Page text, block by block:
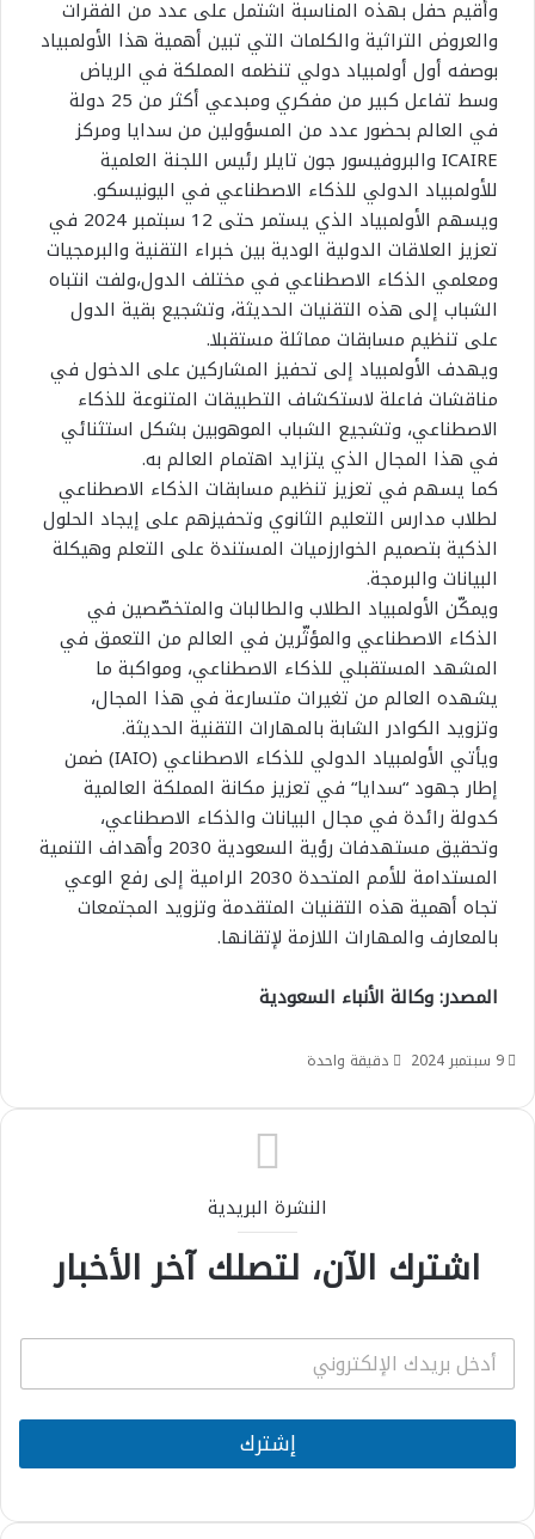
وأقيم حفل بهذه المناسبة اشتمل على عدد من الفقرات
والعروض التراثية والكلمات التي تبين أهمية هذا الأولمبياد
بوصفه أول أولمبياد دولي تنظمه المملكة في الرياض
وسط تفاعل كبير من مفكري ومبدعي أكثر من 25 دولة
في العالم بحضور عدد من المسؤولين من سدايا ومركز
ICAIRE والبروفيسور جون تايلر رئيس اللجنة العلمية
للأولمبياد الدولي للذكاء الاصطناعي في اليونيسكو.
ويسهم الأولمبياد الذي يستمر حتى 12 سبتمبر 2024 في
تعزيز العلاقات الدولية الودية بين خبراء التقنية والبرمجيات
ومعلمي الذكاء الاصطناعي في مختلف الدول،ولفت انتباه
الشباب إلى هذه التقنيات الحديثة، وتشجيع بقية الدول
على تنظيم مسابقات مماثلة مستقبلا.
ويهدف الأولمبياد إلى تحفيز المشاركين على الدخول في
مناقشات فاعلة لاستكشاف التطبيقات المتنوعة للذكاء
الاصطناعي، وتشجيع الشباب الموهوبين بشكل استثنائي
في هذا المجال الذي يتزايد اهتمام العالم به.
كما يسهم في تعزيز تنظيم مسابقات الذكاء الاصطناعي
لطلاب مدارس التعليم الثانوي وتحفيزهم على إيجاد الحلول
الذكية بتصميم الخوارزميات المستندة على التعلم وهيكلة
البيانات والبرمجة.
ويمكّن الأولمبياد الطلاب والطالبات والمتخصّصين في
الذكاء الاصطناعي والمؤثّرين في العالم من التعمق في
المشهد المستقبلي للذكاء الاصطناعي، ومواكبة ما
يشهده العالم من تغيرات متسارعة في هذا المجال،
وتزويد الكوادر الشابة بالمهارات التقنية الحديثة.
ويأتي الأولمبياد الدولي للذكاء الاصطناعي (IAIO) ضمن
إطار جهود “سدايا“ في تعزيز مكانة المملكة العالمية
كدولة رائدة في مجال البيانات والذكاء الاصطناعي،
وتحقيق مستهدفات رؤية السعودية 2030 وأهداف التنمية
المستدامة للأمم المتحدة 2030 الرامية إلى رفع الوعي
تجاه أهمية هذه التقنيات المتقدمة وتزويد المجتمعات
بالمعارف والمهارات اللازمة لإتقانها.
المصدر: وكالة الأنباء السعودية
9 سبتمبر 2024 دقيقة واحدة
النشرة البريدية
اشترك الآن، لتصلك آخر الأخبار
E
a
i
* إشترك